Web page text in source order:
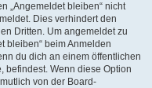
„Angemeldet bleiben“ nicht
Dies verhindert den
Dritten. Um angemeldet zu
bleiben“ beim Anmelden
du dich an einem öffentlichen
befindest. Wenn diese Option
von der Board-